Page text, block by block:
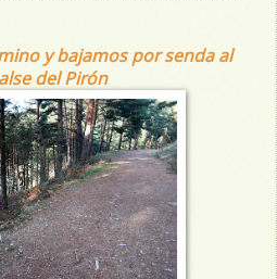
y bajamos por senda al
del Pirón